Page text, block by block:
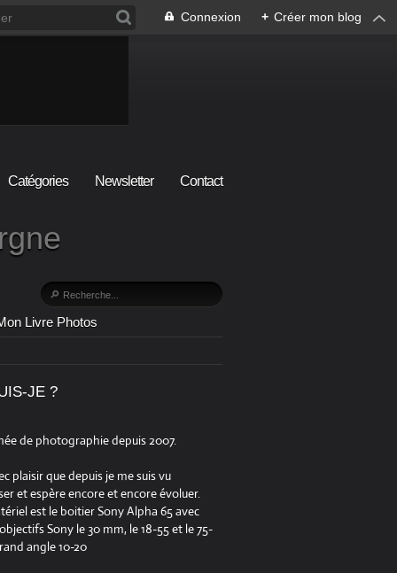
Connexion + Créer mon blog
Catégories Newsletter Contact
Livre Photos
JE ?
de photographie depuis 2007.
plaisir que depuis je me suis vu
et espère encore et encore évoluer.
est le boitier Sony Alpha 65 avec
Sony le 30 mm, le 18-55 et le 75-
angle 10-20